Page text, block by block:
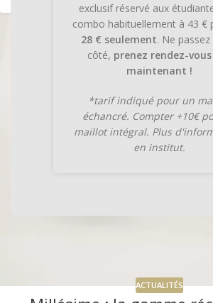
exclusif réservé aux
combo habituellement à 43 €
28 € seulement. Ne passez
côté, prenez rendez-
maintenant !
*tarif indiqué pour un
échancré. Compter +10€
maillot intégral. Plus
en institut.
ACTUALITÉS